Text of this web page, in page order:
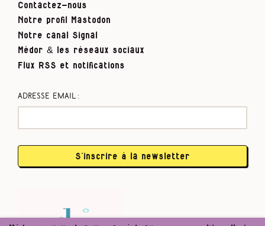
Contactez-nous
Notre profil Mastodon
Notre canal Signal
Médor & les réseaux sociaux
Flux RSS et notifications
Adresse email :
S’inscrire à la newsletter